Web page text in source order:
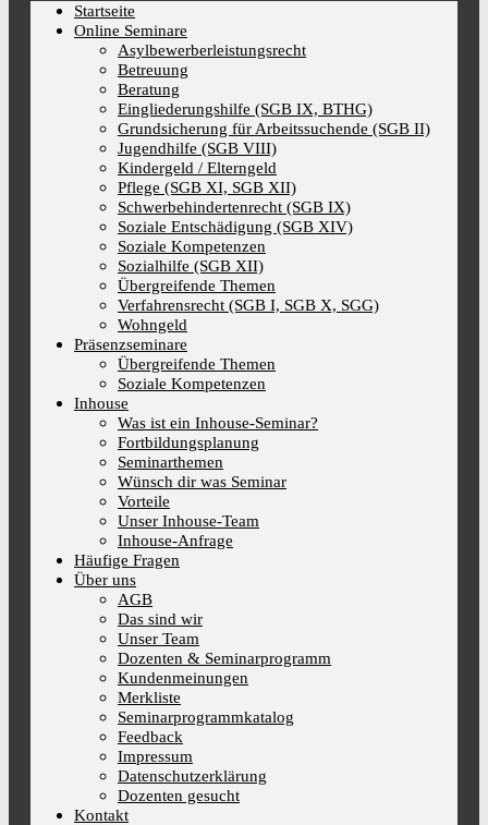
Startseite
Online Seminare
Asylbewerberleistungsrecht
Betreuung
Beratung
Eingliederungshilfe (SGB IX, BTHG)
Grundsicherung für Arbeitssuchende (SGB II)
Jugendhilfe (SGB VIII)
Kindergeld / Elterngeld
Pflege (SGB XI, SGB XII)
Schwerbehindertenrecht (SGB IX)
Soziale Entschädigung (SGB XIV)
Soziale Kompetenzen
Sozialhilfe (SGB XII)
Übergreifende Themen
Verfahrensrecht (SGB I, SGB X, SGG)
Wohngeld
Präsenzseminare
Übergreifende Themen
Soziale Kompetenzen
Inhouse
Was ist ein Inhouse-Seminar?
Fortbildungsplanung
Seminarthemen
Wünsch dir was Seminar
Vorteile
Unser Inhouse-Team
Inhouse-Anfrage
Häufige Fragen
Über uns
AGB
Das sind wir
Unser Team
Dozenten & Seminarprogramm
Kundenmeinungen
Merkliste
Seminarprogrammkatalog
Feedback
Impressum
Datenschutzerklärung
Dozenten gesucht
Kontakt